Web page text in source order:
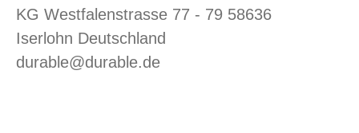
KG Westfalenstrasse 77 - 79 58636
Iserlohn Deutschland
durable@durable.de